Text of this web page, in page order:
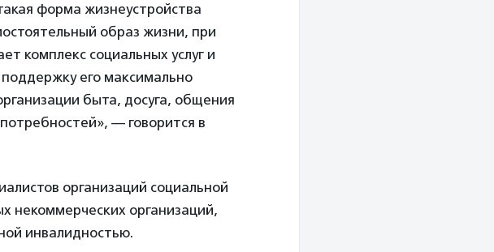
форма жизнеустройства
образ жизни, при
комплекс социальных услуг и
его максимально
быта, досуга, общения
— говорится в
организаций социальной
некоммерческих организаций,
инвалидностью.